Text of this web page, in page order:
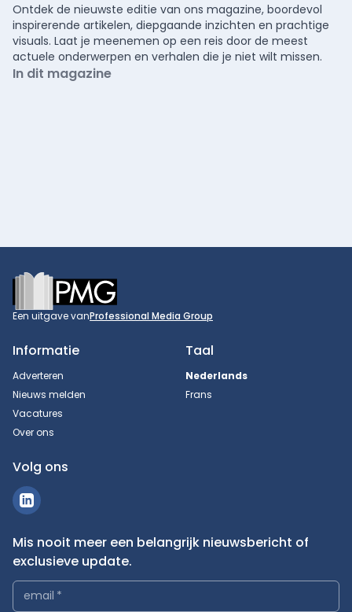
Ontdek de nieuwste editie van ons magazine, boordevol
inspirerende artikelen, diepgaande inzichten en prachtige
visuals. Laat je meenemen op een reis door de meest
actuele onderwerpen en verhalen die je niet wilt missen.
In dit magazine
Footer
Een uitgave vanProfessional Media Group
Informatie
Adverteren
Nieuws melden
Vacatures
Over ons
Taal
Nederlands
Frans
Volg ons
Mis nooit meer een belangrijk nieuwsbericht of
exclusieve update.
email *